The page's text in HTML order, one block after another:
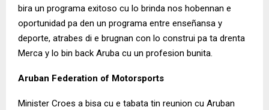
bira un programa exitoso cu lo brinda nos hobennan e
oportunidad pa den un programa entre enseñansa y
deporte, atrabes di e brugnan con lo construi pa ta drenta
Merca y lo bin back Aruba cu un profesion bunita.
Aruban Federation of Motorsports
Minister Croes a bisa cu e tabata tin reunion cu Aruban